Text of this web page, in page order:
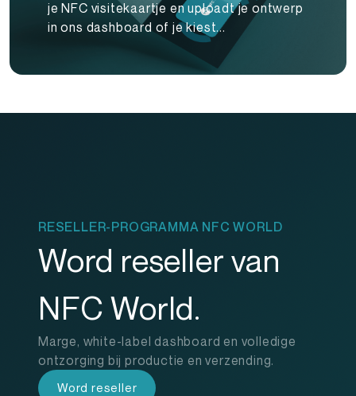
je NFC visitekaartje en uploadt je ontwerp
in ons dashboard of je kiest...
RESELLER-PROGRAMMA NFC WORLD
Word reseller van
NFC World.
Marge, white-label dashboard en volledige
ontzorging bij productie en verzending.
Word reseller